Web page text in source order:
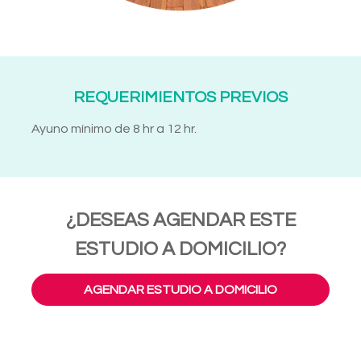
REQUERIMIENTOS PREVIOS
Ayuno mínimo de 8 hr a 12 hr.
¿DESEAS AGENDAR ESTE
ESTUDIO A DOMICILIO?
AGENDAR ESTUDIO A DOMICILIO